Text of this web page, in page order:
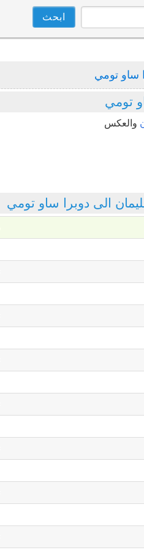
ساو تومي
تومي
والعكس
الى دوبرا ساو تومي